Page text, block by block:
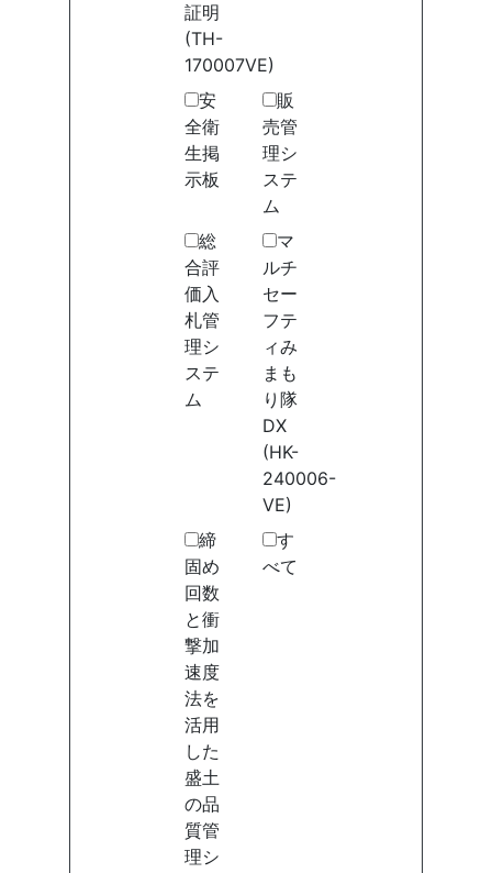
証明
(TH-
170007VE)
安
全衛
生掲
示板
販
売管
理シ
ステ
ム
総
合評
価入
札管
理シ
ステ
ム
マ
ルチ
セー
フテ
ィみ
まも
り隊
DX
(HK-
240006-
VE)
締
固め
回数
と衝
撃加
速度
法を
活用
した
盛土
の品
質管
理シ
す
べて